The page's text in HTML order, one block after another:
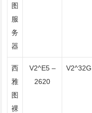
图
服
务
器
西
雅
图
裸
V2^E5 –
2620
V2^32G